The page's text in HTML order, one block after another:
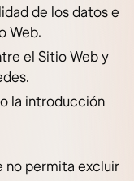
de los datos e
Web.
el Sitio Web y
la introducción
no permita excluir